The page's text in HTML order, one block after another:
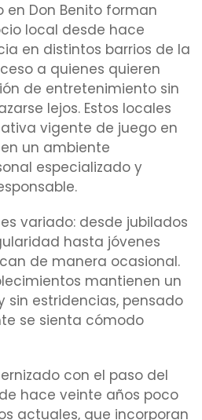
en Don Benito forman
local desde hace
en distintos barrios de la
a quienes quieren
de entretenimiento sin
lejos. Estos locales
vigente de juego en
un ambiente
especializado y
variado: desde jubilados
hasta jóvenes
de manera ocasional.
mantienen un
sin estridencias, pensado
se sienta cómodo
con el paso del
hace veinte años poco
actuales, que incorporan